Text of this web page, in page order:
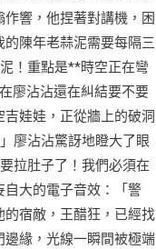
響，他捏著對講機，困
陳年老蒜泥需要每隔三
！重點是**時空正在彎
廖沾沾還在糾結要不要
娃娃，正從牆上的破洞
廖沾沾驚訝地瞪大了眼
拉肚子了！我們必須在
大的電子音效：「警
宿敵，王醋狂，已經找
邊緣，光線一瞬間被極端